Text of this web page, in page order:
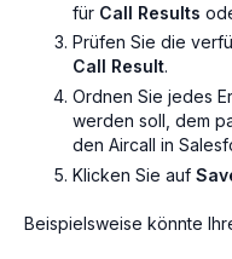
für Call Results
Prüfen Sie die
Call Result.
Ordnen Sie jedes
werden soll, dem
den Aircall in
Klicken Sie auf
Beispielsweise könnte